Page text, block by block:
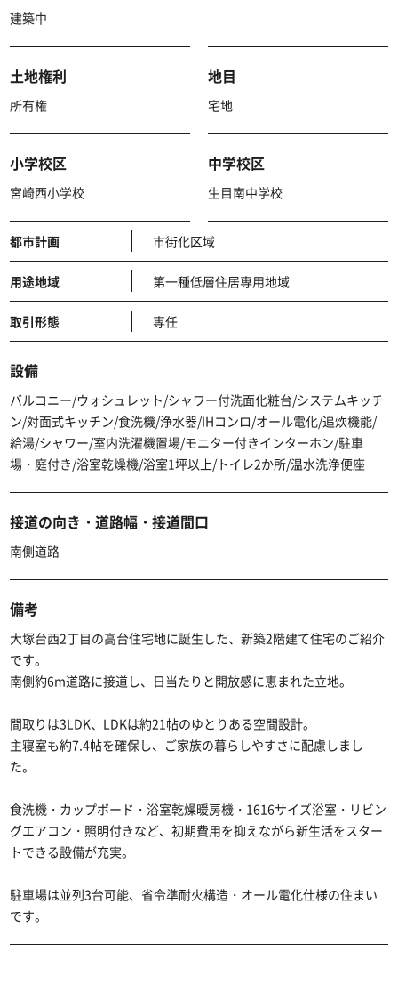
建築中
土地権利
所有権
地目
宅地
小学校区
宮崎西小学校
中学校区
生目南中学校
都市計画 市街化区域
用途地域 第一種低層住居専用地域
取引形態 専任
設備
バルコニー/ウォシュレット/シャワー付洗面化粧台/システムキッチ
ン/対面式キッチン/食洗機/浄水器/IHコンロ/オール電化/追炊機能/
給湯/シャワー/室内洗濯機置場/モニター付きインターホン/駐車
場・庭付き/浴室乾燥機/浴室1坪以上/トイレ2か所/温水洗浄便座
接道の向き・道路幅・接道間口
南側道路
備考
大塚台西2丁目の高台住宅地に誕生した、新築2階建て住宅のご紹介
です。
南側約6m道路に接道し、日当たりと開放感に恵まれた立地。
間取りは3LDK、LDKは約21帖のゆとりある空間設計。
主寝室も約7.4帖を確保し、ご家族の暮らしやすさに配慮しまし
た。
食洗機・カップボード・浴室乾燥暖房機・1616サイズ浴室・リビン
グエアコン・照明付きなど、初期費用を抑えながら新生活をスター
トできる設備が充実。
駐車場は並列3台可能、省令準耐火構造・オール電化仕様の住まい
です。